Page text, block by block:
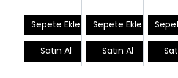
Sepete Ekle
Satın Al
DG05S
Sepete Ekle
Satın Al